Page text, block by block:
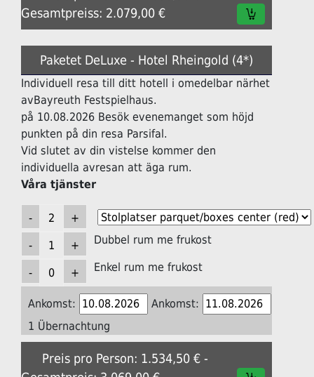
Gesamtpreiss: 2.079,00 €
Paketet DeLuxe - Hotel Rheingold (4*)
Individuell resa till ditt hotell i omedelbar närhet
avBayreuth Festspielhaus.
på 10.08.2026 Besök evenemanget som höjd
punkten på din resa Parsifal.
Vid slutet av din vistelse kommer den
individuella avresan att äga rum.
Våra tjänster
Dubbel rum me frukost
Enkel rum me frukost
Ankomst:
Ankomst:
1 Übernachtung
Preis pro Person: 1.534,50 € -